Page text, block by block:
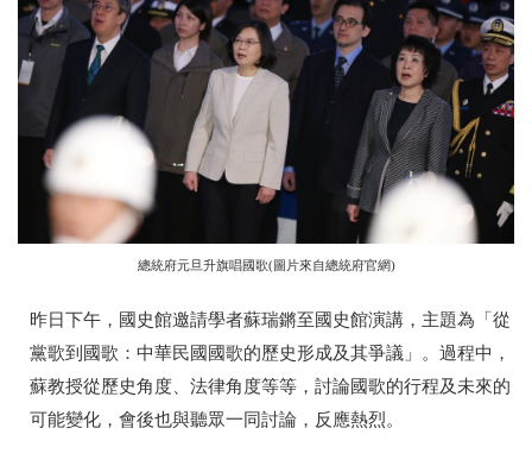
總統府元旦升旗唱國歌(圖片來自總統府官網)
昨日下午，國史館邀請學者蘇瑞鏘至國史館演講，主題為「從
黨歌到國歌：中華民國國歌的歷史形成及其爭議」。過程中，
蘇教授從歷史角度、法律角度等等，討論國歌的行程及未來的
可能變化，會後也與聽眾一同討論，反應熱烈。